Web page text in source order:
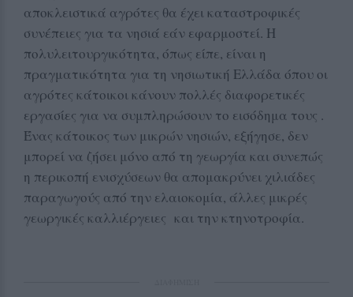
αποκλειστικά αγρότες θα έχει καταστροφικές
συνέπειες για τα νησιά εάν εφαρμοστεί. Η
πολυλειτουργικότητα, όπως είπε, είναι η
πραγματικότητα για τη νησιωτική Ελλάδα όπου οι
αγρότες κάτοικοι κάνουν πολλές διαφορετικές
εργασίες για να συμπληρώσουν το εισόδημα τους .
Ένας κάτοικος των μικρών νησιών, εξήγησε, δεν
μπορεί να ζήσει μόνο από τη γεωργία και συνεπώς
η περικοπή ενισχύσεων θα απομακρύνει χιλιάδες
παραγωγούς από την ελαιοκομία, άλλες μικρές
γεωργικές καλλιέργειες και την κτηνοτροφία.